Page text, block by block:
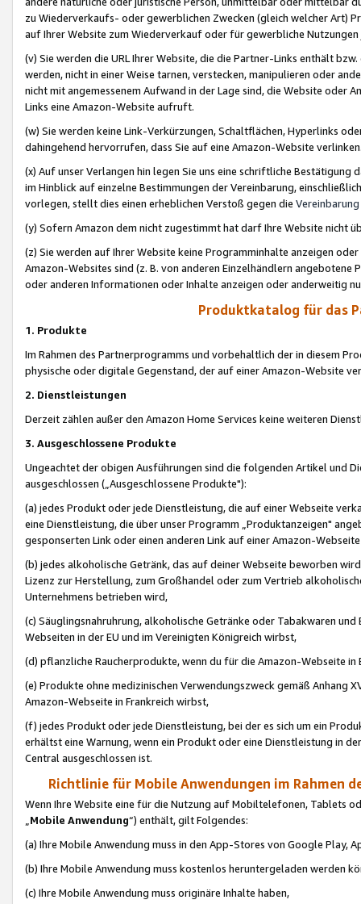
zu Wiederverkaufs- oder gewerblichen Zwecken (gleich welcher Art)
auf Ihrer Website zum Wiederverkauf oder für gewerbliche
(v) Sie werden die URL Ihrer Website, die die Partner-Links enthält
werden, nicht in einer Weise tarnen, verstecken, manipulieren oder
nicht mit angemessenem Aufwand in der Lage sind, die Website oder
Links eine Amazon-Website aufruft.
(w) Sie werden keine Link-Verkürzungen, Schaltflächen, Hyperlinks
dahingehend hervorrufen, dass Sie auf eine Amazon-Website
(x) Auf unser Verlangen hin legen Sie uns eine schriftliche
im Hinblick auf einzelne Bestimmungen der Vereinbarung,
vorlegen, stellt dies einen erheblichen Verstoß gegen die Vereinbarung
(y) Sofern Amazon dem nicht zugestimmt hat darf Ihre Website nicht
(z) Sie werden auf Ihrer Website keine Programminhalte anzeigen
Amazon-Websites sind (z. B. von anderen Einzelhändlern
oder anderen Informationen oder Inhalte anzeigen oder anderweitig
Produktkatalog für das
1. Produkte
Im Rahmen des Partnerprogramms und vorbehaltlich der in diesem
physische oder digitale Gegenstand, der auf einer Amazon-Website
2. Dienstleistungen
Derzeit zählen außer den Amazon Home Services keine weiteren
3. Ausgeschlossene Produkte
Ungeachtet der obigen Ausführungen sind die folgenden Artikel und
ausgeschlossen („Ausgeschlossene Produkte"):
(a) jedes Produkt oder jede Dienstleistung, die auf einer Webseite
eine Dienstleistung, die über unser Programm „Produktanzeigen"
gesponserten Link oder einen anderen Link auf einer Amazon-
(b) jedes alkoholische Getränk, das auf deiner Webseite beworben
Lizenz zur Herstellung, zum Großhandel oder zum Vertrieb
Unternehmens betrieben wird,
(c) Säuglingsnahruhrung, alkoholische Getränke oder Tabakwaren
Webseiten in der EU und im Vereinigten Königreich wirbst,
(d) pflanzliche Raucherprodukte, wenn du für die Amazon-Webseite in
(e) Produkte ohne medizinischen Verwendungszweck gemäß Anhang
Amazon-Webseite in Frankreich wirbst,
(f) jedes Produkt oder jede Dienstleistung, bei der es sich um ein
erhältst eine Warnung, wenn ein Produkt oder eine Dienstleistung in
Central ausgeschlossen ist.
Richtlinie für Mobile Anwendungen im Rahmen
Wenn Ihre Website eine für die Nutzung auf Mobiltelefonen, Tablets
„Mobile Anwendung“) enthält, gilt Folgendes:
(a) Ihre Mobile Anwendung muss in den App-Stores von Google Play,
(b) Ihre Mobile Anwendung muss kostenlos heruntergeladen werden
(c) Ihre Mobile Anwendung muss originäre Inhalte haben,